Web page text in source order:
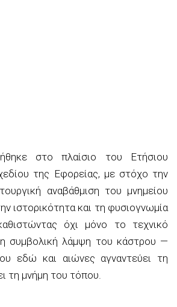
στο πλαίσιο του Ετήσιου
της Εφορείας, με στόχο την
αναβάθμιση του μνημείου
ιστορικότητα και τη φυσιογνωμία
όχι μόνο το τεχνικό
συμβολική λάμψη του κάστρου —
εδώ και αιώνες αγναντεύει τη
τη μνήμη του τόπου.